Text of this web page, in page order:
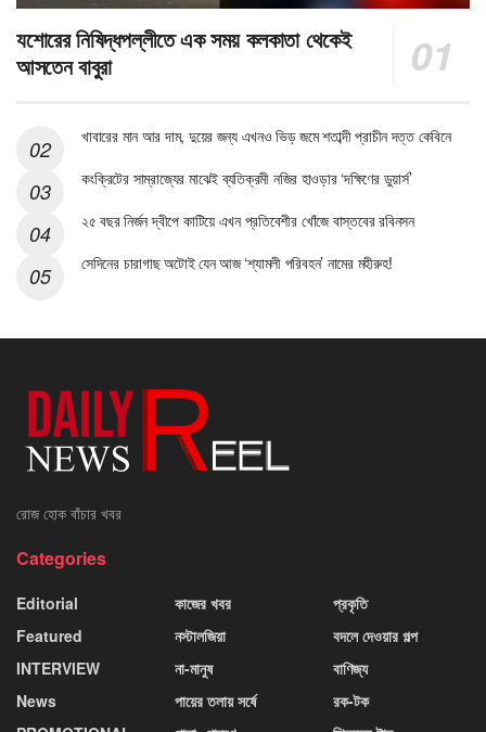
যশোরের নিষিদ্ধপল্লীতে এক সময় কলকাতা থেকেই
আসতেন বাবুরা
খাবারের মান আর দাম, দুয়ের জন্য এখনও ভিড় জমে শতাব্দী প্রাচীন দত্ত কেবিনে
কংক্রিটের সাম্রাজ্যের মাঝেই ব্যতিক্রমী নজির হাওড়ার ‘দক্ষিণের ডুয়ার্স’
২৫ বছর নির্জন দ্বীপে কাটিয়ে এখন প্রতিবেশীর খোঁজে বাস্তবের রবিনসন
সেদিনের চারাগাছ অটোই যেন আজ ‘শ্যামলী পরিবহন’ নামের মহীরুহ!
রোজ হোক বাঁচার খবর
Categories
Editorial
Featured
INTERVIEW
News
কাজের খবর
নস্টালজিয়া
না-মানুষ
পায়ের তলায় সর্ষে
প্রকৃতি
বদলে দেওয়ার গল্প
বাণিজ্য
রক-টক